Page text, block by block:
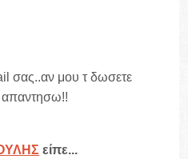
σας..αν μου τ δωσετε
απαντησω!!
είπε...